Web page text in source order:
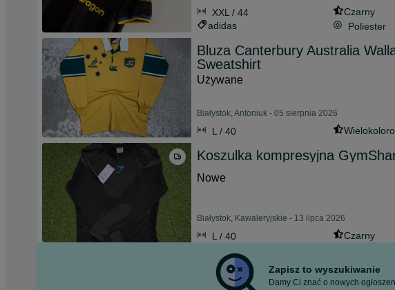
XXL / 44
Czarny
adidas
Poliester
Bluza Canterbury Australia
Sweatshirt
Używane
Białystok, Antoniuk - 05 sierpnia 2026
L / 40
Koszulka kompresyjna
Nowe
Białystok, Kawaleryjskie - 13 lipca 2026
L / 40 Czarny
Zapisz to wyszukiwanie
Damy Ci znać o nowych